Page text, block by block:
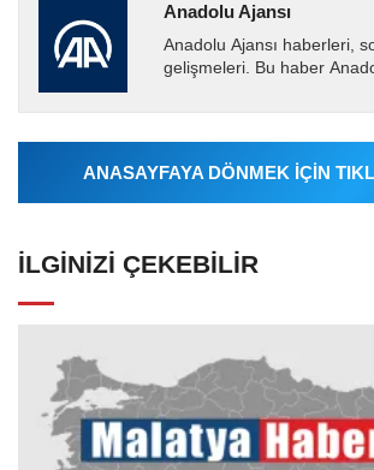
Anadolu Ajansı
Anadolu Ajansı haberleri,
gelişmeleri. Bu haber
tarafından geçilen tüm...
ANASAYFAYA DÖNMEK İÇİN
İLGINIZI ÇEKEBILIR